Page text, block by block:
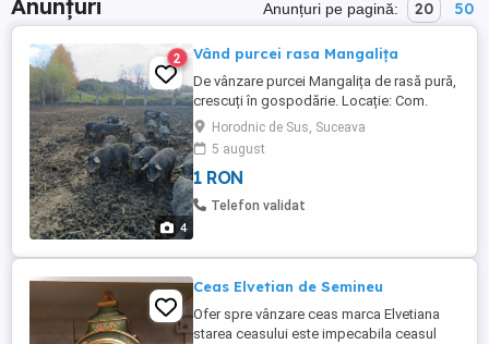
Anunțuri Anunțuri pe pagină: 20 50
4
2 Vând purcei rasa Mangalița
De vânzare purcei Mangalița de rasă pură,
crescuți în gospodărie. Locație: Com.
Horodnic de Sus, Jud. Suceava. Greutate:
70-90 kg. Pentru mai multe detalii
contactați la numărul de telefon.
Horodnic de Sus, Suceava
5 august
1 RON
Telefon validat
Ceas Elvetian de Semineu
Ofer spre vânzare ceas marca Elvetiana
starea ceasului este impecabila ceasul